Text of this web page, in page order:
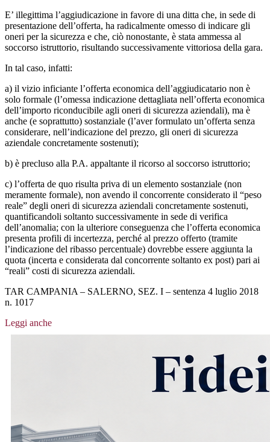
E’ illegittima l’aggiudicazione in favore di una ditta che, in sede di
presentazione dell’offerta, ha radicalmente omesso di indicare gli
oneri per la sicurezza e che, ciò nonostante, è stata ammessa al
soccorso istruttorio, risultando successivamente vittoriosa della gara.
In tal caso, infatti:
a) il vizio inficiante l’offerta economica dell’aggiudicatario non è
solo formale (l’omessa indicazione dettagliata nell’offerta economica
dell’importo riconducibile agli oneri di sicurezza aziendali), ma è
anche (e soprattutto) sostanziale (l’aver formulato un’offerta senza
considerare, nell’indicazione del prezzo, gli oneri di sicurezza
aziendale concretamente sostenuti);
b) è precluso alla P.A. appaltante il ricorso al soccorso istruttorio;
c) l’offerta de quo risulta priva di un elemento sostanziale (non
meramente formale), non avendo il concorrente considerato il “peso
reale” degli oneri di sicurezza aziendali concretamente sostenuti,
quantificandoli soltanto successivamente in sede di verifica
dell’anomalia; con la ulteriore conseguenza che l’offerta economica
presenta profili di incertezza, perché al prezzo offerto (tramite
l’indicazione del ribasso percentuale) dovrebbe essere aggiunta la
quota (incerta e considerata dal concorrente soltanto ex post) pari ai
“reali” costi di sicurezza aziendali.
TAR CAMPANIA – SALERNO, SEZ. I – sentenza 4 luglio 2018
n. 1017
Leggi anche